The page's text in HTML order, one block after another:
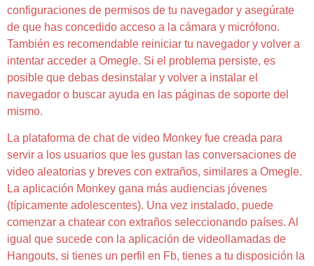
configuraciones de permisos de tu navegador y asegúrate
de que has concedido acceso a la cámara y micrófono.
También es recomendable reiniciar tu navegador y volver a
intentar acceder a Omegle. Si el problema persiste, es
posible que debas desinstalar y volver a instalar el
navegador o buscar ayuda en las páginas de soporte del
mismo.
La plataforma de chat de video Monkey fue creada para
servir a los usuarios que les gustan las conversaciones de
video aleatorias y breves con extraños, similares a Omegle.
La aplicación Monkey gana más audiencias jóvenes
(típicamente adolescentes). Una vez instalado, puede
comenzar a chatear con extraños seleccionando países. Al
igual que sucede con la aplicación de videollamadas de
Hangouts, si tienes un perfil en Fb, tienes a tu disposición la